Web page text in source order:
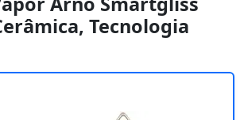
Tecnologia